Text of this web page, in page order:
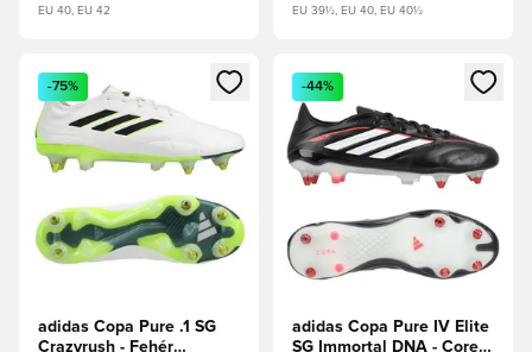
EU 40, EU 42 EU 39½, EU 40, EU 40½
Megnyit egy modált a bejelentkezéshez vagy a tagként
-75%
adidas Copa Pure .1 SG
Crazyrush - Fehér
Megnyit egy modált a
-44%
adidas Copa Pure IV Elite
SG Immortal DNA - Core